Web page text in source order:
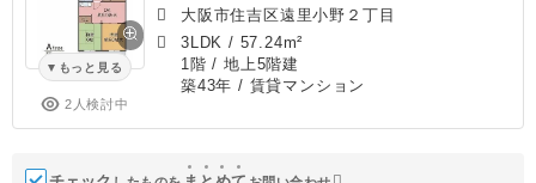
もっと見る
2人検討中
大阪市住吉区遠里小野２丁目
3LDK / 57.24m²
1階 / 地上5階建
築43年 / 賃貸マンション